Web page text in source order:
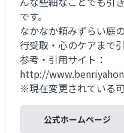
です。
なかなか頼みずらい庭
行受取・心のケアまで
参考・引用サイト：
http://
※現在変更されている可
公式ホームページ